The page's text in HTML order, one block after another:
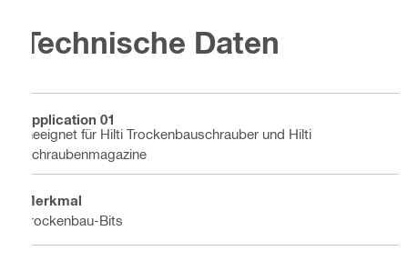
Technische Daten
Application 01
Geeignet für Hilti Trockenbauschrauber und Hilti
Schraubenmagazine
Merkmal
Trockenbau-Bits